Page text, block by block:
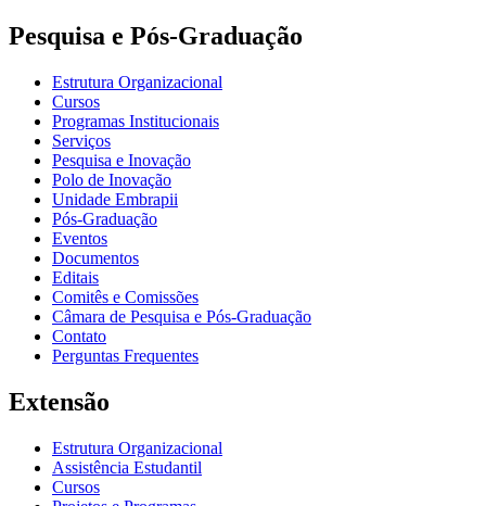
Pesquisa e Pós-Graduação
Estrutura Organizacional
Cursos
Programas Institucionais
Serviços
Pesquisa e Inovação
Polo de Inovação
Unidade Embrapii
Pós-Graduação
Eventos
Documentos
Editais
Comitês e Comissões
Câmara de Pesquisa e Pós-Graduação
Contato
Perguntas Frequentes
Extensão
Estrutura Organizacional
Assistência Estudantil
Cursos